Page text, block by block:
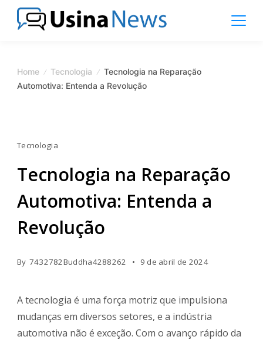
Skip
Magazine
Home Tecnologia
Tecnologia na Reparação
Automotiva: Entenda a Revolução
Tecnologia
Tecnologia na Reparação
Automotiva: Entenda a
Revolução
By 7432782Buddha4288262 9 de abril de 2024
A tecnologia é uma força motriz que impulsiona
mudanças em diversos setores, e a indústria
automotiva não é exceção. Com o avanço rápido da